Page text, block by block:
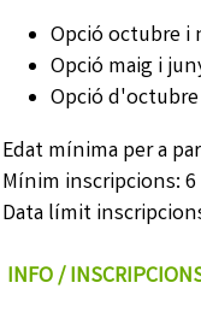
Opció octubre i
Opció maig i
Opció
Edat mínima per a
Mínim inscripcions:
Data límit
INFO /